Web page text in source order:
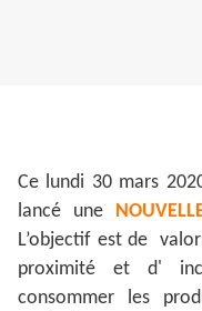
Ce lundi 30 mars
lancé une
L’objectif est de
proximité et d'
consommer les